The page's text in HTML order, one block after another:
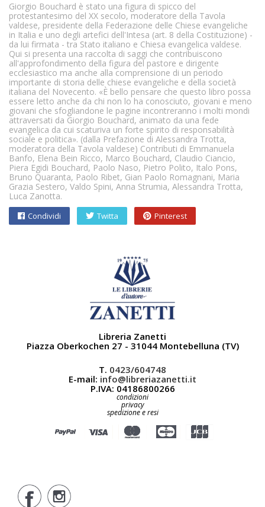
Giorgio Bouchard è stato una figura di spicco del
protestantesimo del XX secolo, moderatore della Tavola
valdese, presidente della Federazione delle Chiese evangeliche
in Italia e uno degli artefici dell'Intesa (art. 8 della Costituzione) -
da lui firmata - tra Stato italiano e Chiesa evangelica valdese.
Qui si presenta una raccolta di saggi che contribuiscono
all'approfondimento della figura del pastore e dirigente
ecclesiastico ma anche alla comprensione di un periodo
importante di storia delle chiese evangeliche e della società
italiana del Novecento. «È bello pensare che questo libro possa
essere letto anche da chi non lo ha conosciuto, giovani e meno
giovani che sfogliandone le pagine incontreranno i molti mondi
attraversati da Giorgio Bouchard, animato da una fede
evangelica da cui scaturiva un forte spirito di responsabilità
sociale e politica». (dalla Prefazione di Alessandra Trotta,
moderatora della Tavola valdese) Contributi di Emmanuela
Banfo, Elena Bein Ricco, Marco Bouchard, Claudio Ciancio,
Piera Egidi Bouchard, Paolo Naso, Pietro Polito, Italo Pons,
Bruno Quaranta, Paolo Ribet, Gian Paolo Romagnani, Maria
Grazia Sestero, Valdo Spini, Anna Strumia, Alessandra Trotta,
Luca Zanotta.
Condividi Twitta Pinterest
Libreria Zanetti
Piazza Oberkochen 27 - 31044 Montebelluna (TV)
T. 0423/604748
E-mail: info@libreriazanetti.it
P.IVA: 04186800266
condizioni
privacy
spedizione e resi